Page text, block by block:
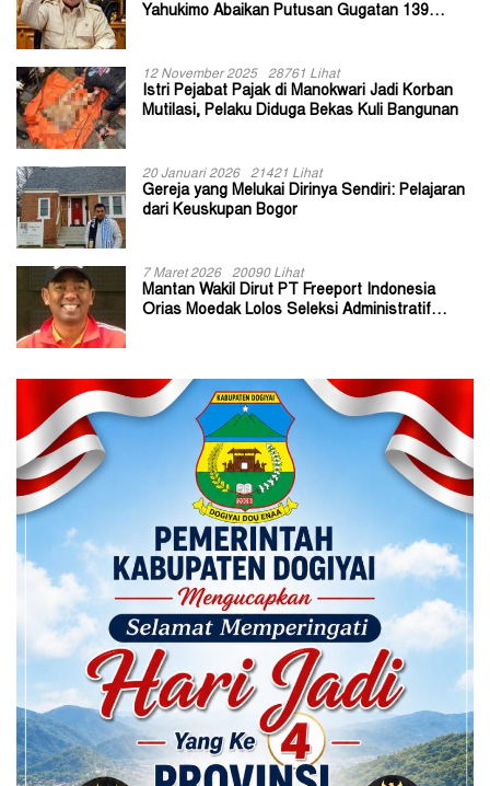
Yahukimo Abaikan Putusan Gugatan 139
12 November 2025 28761 Lihat
Istri Pejabat Pajak di Manokwari Jadi Korban
Mutilasi, Pelaku Diduga Bekas Kuli Bangunan
20 Januari 2026 21421 Lihat
Gereja yang Melukai Dirinya Sendiri: Pelajaran
dari Keuskupan Bogor
7 Maret 2026 20090 Lihat
Mantan Wakil Dirut PT Freeport Indonesia
Orias Moedak Lolos Seleksi Administratif